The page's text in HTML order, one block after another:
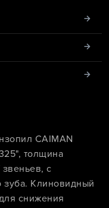
CAIMAN
толщина
с
Клиновидный
снижения